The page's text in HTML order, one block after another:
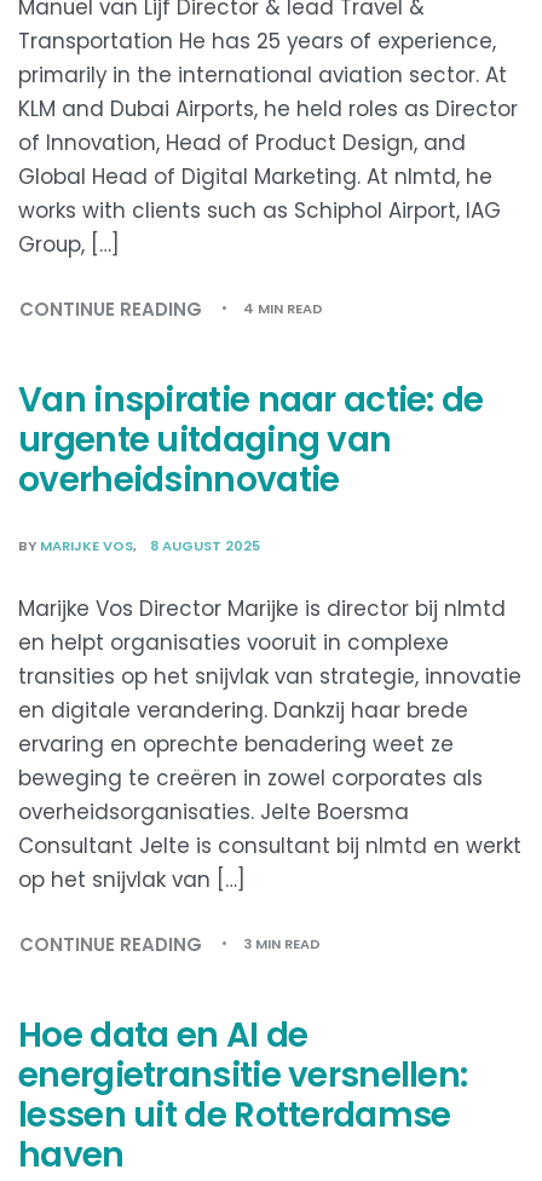
Manuel van Lijf Director & lead Travel &
Transportation He has 25 years of experience,
primarily in the international aviation sector. At
KLM and Dubai Airports, he held roles as Director
of Innovation, Head of Product Design, and
Global Head of Digital Marketing. At nlmtd, he
works with clients such as Schiphol Airport, IAG
Group, […]
CONTINUE READING 4 MIN READ
Van inspiratie naar actie: de
urgente uitdaging van
overheidsinnovatie
BY MARIJKE VOS 8 AUGUST 2025
Marijke Vos Director Marijke is director bij nlmtd
en helpt organisaties vooruit in complexe
transities op het snijvlak van strategie, innovatie
en digitale verandering. Dankzij haar brede
ervaring en oprechte benadering weet ze
beweging te creëren in zowel corporates als
overheidsorganisaties. Jelte Boersma
Consultant Jelte is consultant bij nlmtd en werkt
op het snijvlak van […]
CONTINUE READING 3 MIN READ
Hoe data en AI de
energietransitie versnellen:
lessen uit de Rotterdamse
haven